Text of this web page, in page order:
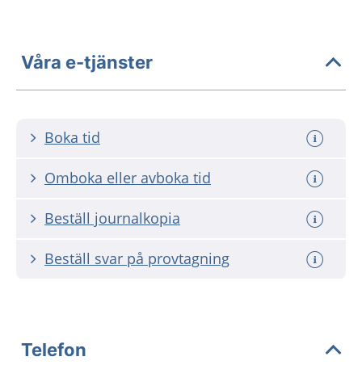
Våra e-tjänster
Boka tid
Omboka eller avboka tid
Beställ journalkopia
Beställ svar på provtagning
Telefon